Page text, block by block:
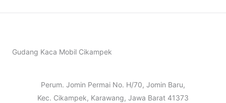
Gudang Kaca Mobil Cikampek
Perum. Jomin Permai No. H/70, Jomin Baru,
Kec. Cikampek, Karawang, Jawa Barat 41373